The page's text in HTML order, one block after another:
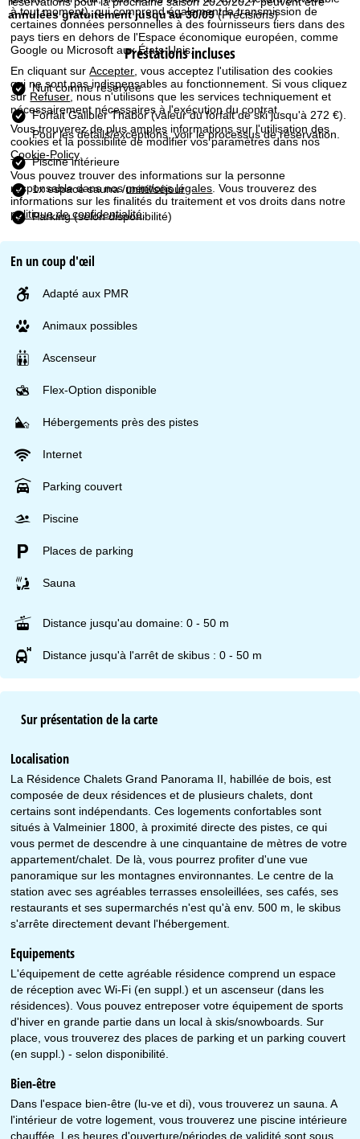
à tout moment), qui comprend également la transmission de
certaines données personnelles à des fournisseurs tiers dans des
pays tiers en dehors de l'Espace économique européen, comme
Google ou Microsoft aux États-Unis.
En cliquant surAccepter , vous acceptez l'utilisation des cookies
qui ne sont pas indispensables au fonctionnement. Si vous cliquez
sur Refuser , nous n'utilisons que les services techniquement et
nécessairement nécessaires à l'exécution du contrat.
Vous trouverez de plus amples informations sur l'utilisation des
cookies et la possibilité de modifier vos paramètres dans nos
Cookie-Policy.
Vous pouvez trouver des informations sur la personne
responsable dans nosmentions légales. Vous trouverez des
informations sur les finalités du traitement et vos droits dans notre
politique de confidentialité.
c
e
i
l
annulées gratuitement jusqu'au 30/09 (Précisions)
Prestations incluses
Nuit comme réservée
Forfait Galibier Thabor(valeur du forfait de ski jusqu'à 272 €).
Pour les détails/exceptions, voir le processus de réservation.
Piscine intérieure
1x espace sauna /unité/séjour
Parking (selon disponibilité)
En un coup d'œil
Adapté aux PMR
Animaux possibles
Ascenseur
Flex-Option disponible
Hébergements près des pistes
Internet
Parking couvert
Piscine
Places de parking
Sauna
Distance jusqu'au domaine: 0 - 50 m
Distance jusqu'à l'arrêt de skibus : 0 - 50 m
Sur présentation de la carte
Localisation
La Résidence Chalets Grand Panorama II, habillée de bois, est
composée de deux résidences et de plusieurs chalets, dont
certains sont indépendants. Ces logements confortables sont
situés à Valmeinier 1800, à proximité directe des pistes, ce qui
vous permet de descendre à une cinquantaine de mètres de votre
appartement/chalet. De là, vous pourrez profiter d'une vue
panoramique sur les montagnes environnantes. Le centre de la
station avec ses agréables terrasses ensoleillées, ses cafés, ses
restaurants et ses supermarchés n'est qu'à env. 500 m, le skibus
s'arrête directement devant l'hébergement.
Equipements
L'équipement de cette agréable résidence comprend un espace
de réception avec Wi-Fi (en suppl.) et un ascenseur (dans les
résidences). Vous pouvez entreposer votre équipement de sports
d'hiver en grande partie dans un local à skis/snowboards. Sur
place, vous trouverez des places de parking et un parking couvert
(en suppl.) - selon disponibilité.
Bien-être
Dans l'espace bien-être (lu-ve et di), vous trouverez un sauna. A
l'intérieur de votre logement, vous trouverez une piscine intérieure
chauffée. Les heures d'ouverture/périodes de validité sont sous